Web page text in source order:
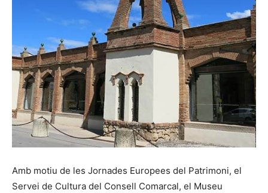
Amb motiu de les Jornades Europees del Patrimoni, el
Servei de Cultura del Consell Comarcal, el Museu